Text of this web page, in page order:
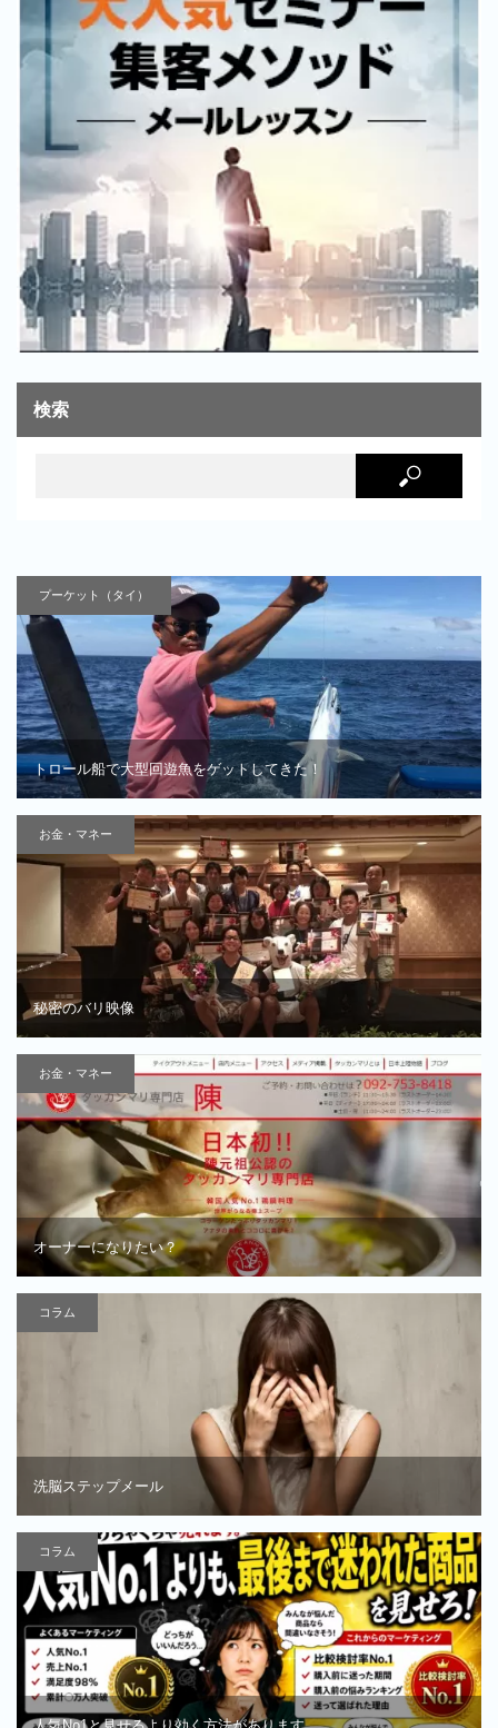
検索
プーケット（タイ）
トロール船で大型回遊魚をゲットしてきた！
お金・マネー
秘密のバリ映像
お金・マネー
オーナーになりたい？
コラム
洗脳ステップメール
コラム